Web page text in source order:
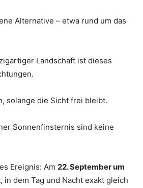
Alternative – etwa rund um das
Landschaft ist dieses
solange die Sicht frei bleibt.
Sonnenfinsternis sind keine
Ereignis: Am 22. September um
in dem Tag und Nacht exakt gleich